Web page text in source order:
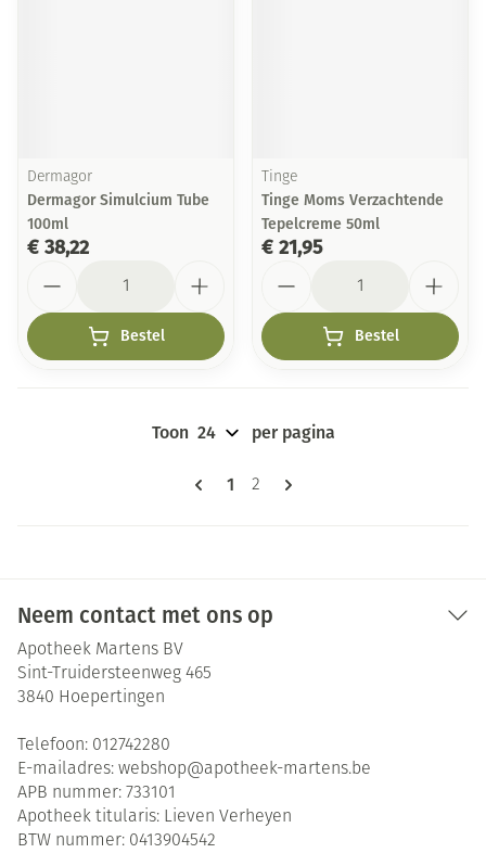
Dermagor
Dermagor Simulcium Tube
100ml
€ 38,22
Bestel
Tinge
Tinge Moms Verzachtende
Tepelcreme 50ml
€ 21,95
Bestel
Pagina's
U lees momenteel pagina
1 Pagina
2
Toon per pagina
Neem contact met ons op
Apotheek Martens BV
Sint-Truidersteenweg 465
3840 Hoepertingen
Telefoon: 012742280
E-mailadres: webshop@apotheek-martens.be
APB nummer: 733101
Apotheek titularis: Lieven Verheyen
BTW nummer: 0413904542